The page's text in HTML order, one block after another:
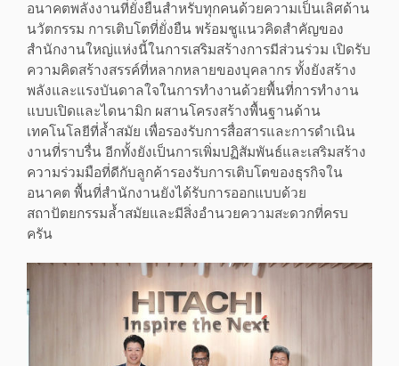
อนาคตพลังงานที่ยั่งยืนสำหรับทุกคนด้วยความเป็นเลิศด้าน
นวัตกรรม การเติบโตที่ยั่งยืน พร้อมชูแนวคิดสำคัญของ
สำนักงานใหญ่แห่งนี้ในการเสริมสร้างการมีส่วนร่วม เปิดรับ
ความคิดสร้างสรรค์ที่หลากหลายของบุคลากร ทั้งยังสร้าง
พลังและแรงบันดาลใจในการทำงานด้วยพื้นที่การทำงาน
แบบเปิดและไดนามิก ผสานโครงสร้างพื้นฐานด้าน
เทคโนโลยีที่ล้ำสมัย เพื่อรองรับการสื่อสารและการดำเนิน
งานที่ราบรื่น อีกทั้งยังเป็นการเพิ่มปฏิสัมพันธ์และเสริมสร้าง
ความร่วมมือที่ดีกับลูกค้ารองรับการเติบโตของธุรกิจใน
อนาคต พื้นที่สำนักงานยังได้รับการออกแบบด้วย
สถาปัตยกรรมล้ำสมัยและมีสิ่งอำนวยความสะดวกที่ครบ
ครัน